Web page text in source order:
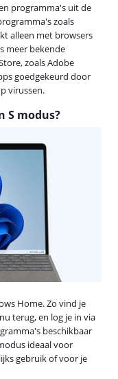
programma's uit de
zoals
alleen met browsers
meer bekende
zoals Adobe
goedgekeurd door
virussen.
S modus?
Home. Zo vind je
terug, en log je in via
beschikbaar
ideaal voor
gebruik of voor je